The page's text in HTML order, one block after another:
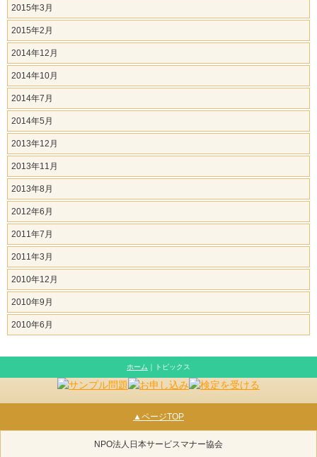
2015年3月
2015年2月
2014年12月
2014年10月
2014年7月
2014年5月
2013年12月
2013年11月
2013年8月
2012年6月
2011年7月
2011年3月
2010年12月
2010年9月
2010年6月
ホーム ｜トピックス
▲ページTOP
NPO法人日本サービスマナー協会